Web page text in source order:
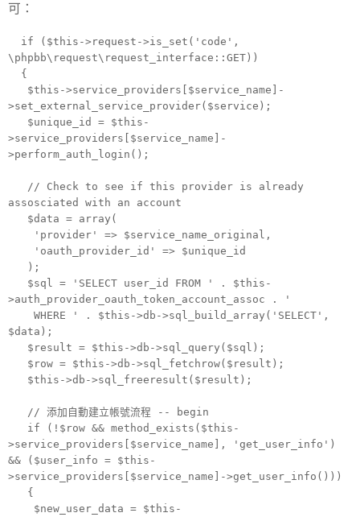
可：
if ($this->request->is_set('code',
\phpbb\request\request_interface::GET))
{
$this->service_providers[$service_name]-
>set_external_service_provider($service);
$unique_id = $this-
>service_providers[$service_name]-
>perform_auth_login();
// Check to see if this provider is already
assosciated with an account
$data = array(
'provider'
=> $service_name_original,
'oauth_provider_id'
=> $unique_id
);
$sql = 'SELECT user_id FROM ' . $this-
>auth_provider_oauth_token_account_assoc . '
WHERE ' . $this->db->sql_build_array('SELECT',
$data);
$result = $this->db->sql_query($sql);
$row = $this->db->sql_fetchrow($result);
$this->db->sql_freeresult($result);
// 添加自動建立帳號流程 -- begin
if (!$row && method_exists($this-
>service_providers[$service_name], 'get_user_info')
&& ($user_info = $this-
>service_providers[$service_name]->get_user_info()))
{
$new_user_data = $this-